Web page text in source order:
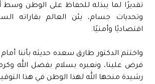
تقديرًا لما يبذله للحفاظ على الوطن وسط
وتحديات جسام، يئن العالم بقاراته
اقتصاديًا وأمنيًا.
واختتم الدكتور طارق سعده حديثه بأننا
فرض علينا، ونعبره بسلام بفضل الله
رشيدة منحها الله لهذا الوطن في هذا